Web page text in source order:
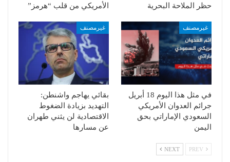
حظر الملاحة البحرية
الأمريكي من قلب “هرمز”
غيرمصنف
في مثل هذا اليوم 18 أبريل
جرائم العدوان الأمريكي
السعودي الإماراتي بحق
اليمن
غيرمصنف
بقائي يهاجم واشنطن:
التهديد بزيادة الضغوط
الاقتصادية لن يثني طهران
عن مسارها
NEXT